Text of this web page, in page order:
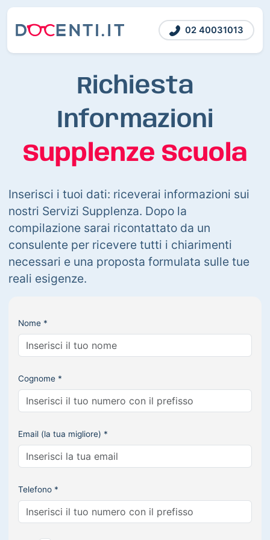
02 40031013
Richiesta
Informazioni
Supplenze Scuola
Inserisci i tuoi dati: riceverai informazioni sui
nostri Servizi Supplenza. Dopo la
compilazione sarai ricontattato da un
consulente per ricevere tutti i chiarimenti
necessari e una proposta formulata sulle tue
reali esigenze.
Nome *
Cognome *
Email (la tua migliore) *
Telefono *